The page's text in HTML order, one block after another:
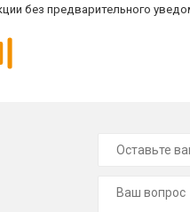
без предварительного